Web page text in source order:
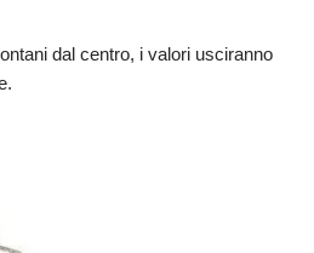
dal centro, i valori usciranno